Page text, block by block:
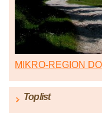
MIKRO-REGION
Toplist